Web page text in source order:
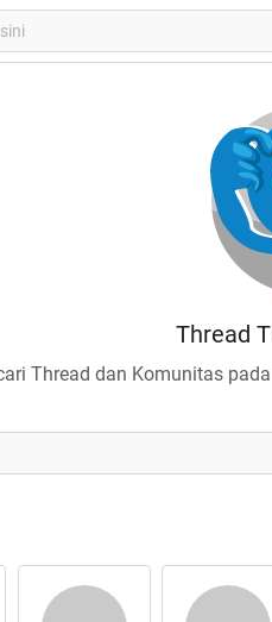
Thread
Thread dan Komunitas